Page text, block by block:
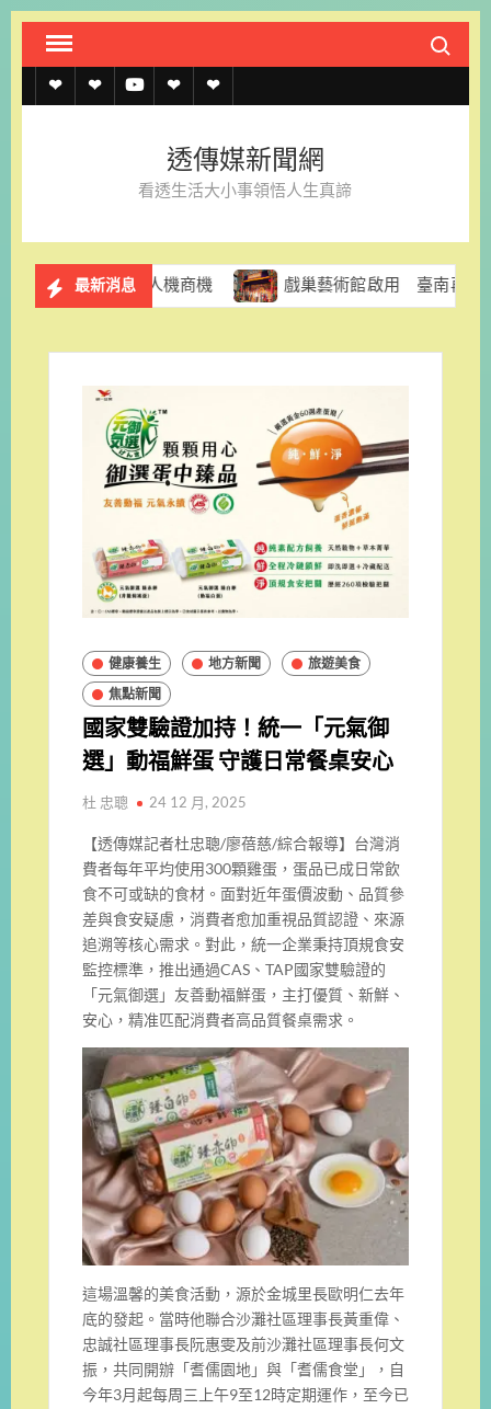
Skip
content
Search
透
約
透
上
記
透 聯
我
官
LINE
透傳媒新聞網
看透生活大小事領悟人生真諦
最新消息
人機商機 戲巢藝術館啟用 臺南再添推廣傳統戲曲文
健康養生 地方新聞
旅遊美食
焦點新聞
國家雙驗證加持！統一「元氣御
選」動福鮮蛋 守護日常餐桌安心
杜 忠聰 24 12 月, 2025
【透傳媒記者杜忠聰/廖蓓慈/綜合報導】台灣消
費者每年平均使用300顆雞蛋，蛋品已成日常飲
食不可或缺的食材。面對近年蛋價波動、品質參
差與食安疑慮，消費者愈加重視品質認證、來源
追溯等核心需求。對此，統一企業秉持頂規食安
監控標準，推出通過CAS、TAP國家雙驗證的
「元氣御選」友善動福鮮蛋，主打優質、新鮮、
安心，精准匹配消費者高品質餐桌需求。
這場溫馨的美食活動，源於金城里長歐明仁去年
底的發起。當時他聯合沙灘社區理事長黃重偉、
忠誠社區理事長阮惠雯及前沙灘社區理事長何文
振，共同開辦「耆儒園地」與「耆儒食堂」，自
今年3月起每周三上午9至12時定期運作，至今已